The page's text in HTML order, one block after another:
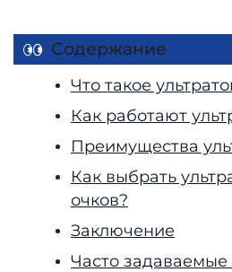
Содержание
Что такое
Как работают
Преимущества
Как выбрать
очков?
Заключение
Часто